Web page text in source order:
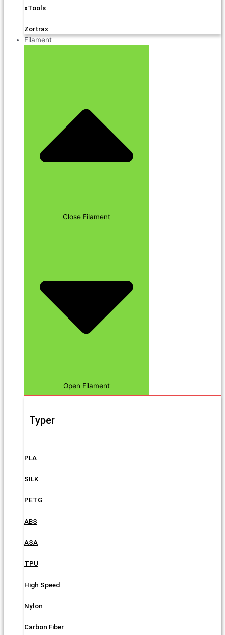
xTools
Zortrax
Filament
Close Filament
Open Filament
Typer
PLA
SILK
PETG
ABS
ASA
TPU
High Speed
Nylon
Carbon Fiber